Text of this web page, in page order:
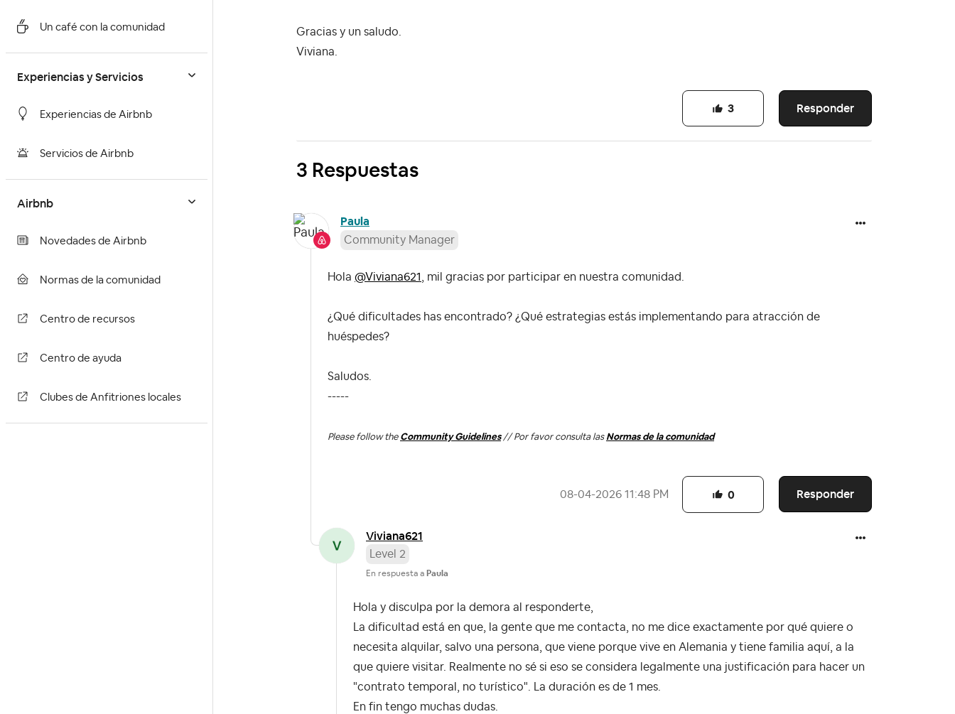
Un café con la comunidad
Experiencias y Servicios
Experiencias de Airbnb
Servicios de Airbnb
Airbnb
Novedades de Airbnb
Normas de la comunidad
Centro de recursos
Centro de ayuda
Clubes de Anfitriones locales
Gracias y un saludo.
Viviana.
Responder
3
3 Respuestas
Paula
Community Manager
Hola @Viviana621 , mil gracias por participar en nuestra comunidad.
¿Qué dificultades has encontrado? ¿Qué estrategias estás implementando para atracción de
huéspedes?
Saludos.
-----
Please follow the Community Guidelines// Por favor consulta las Normas de la comunidad
‎08-04-2026 11:48 PM Responder
0
Viviana621
Level 2
En respuesta a Paula
Hola y disculpa por la demora al responderte,
La dificultad está en que, la gente que me contacta, no me dice exactamente por qué quiere o
necesita alquilar, salvo una persona, que viene porque vive en Alemania y tiene familia aquí, a la
que quiere visitar. Realmente no sé si eso se considera legalmente una justificación para hacer un
"contrato temporal, no turístico". La duración es de 1 mes.
En fin tengo muchas dudas.